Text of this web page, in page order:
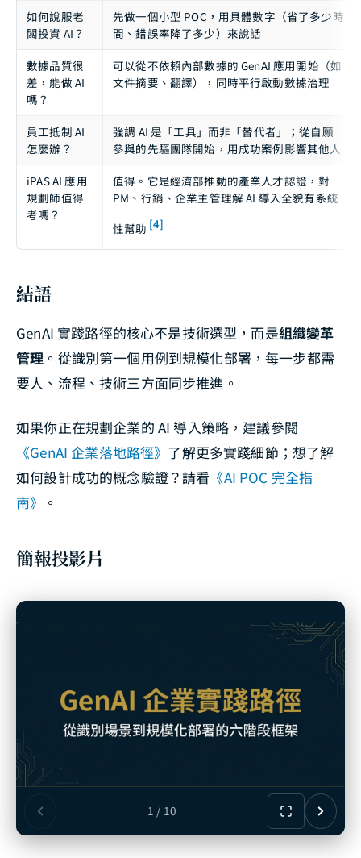
如何說服老
闆投資 AI？
先做一個小型 POC，用具體數字（省了多少時
間、錯誤率降了多少）來說話
數據品質很
差，能做 AI
嗎？
可以從不依賴內部數據的 GenAI 應用開始（如
文件摘要、翻譯），同時平行啟動數據治理
員工抵制 AI
怎麼辦？
強調 AI 是「工具」而非「替代者」；從自願
參與的先驅團隊開始，用成功案例影響其他人
iPAS AI 應用
規劃師值得
考嗎？
值得。它是經濟部推動的產業人才認證，對
PM、行銷、企業主管理解 AI 導入全貌有系統
性幫助 [4]
結語
GenAI 實踐路徑的核心不是技術選型，而是組織變革
管理 。從識別第一個用例到規模化部署，每一步都需
要人、流程、技術三方面同步推進。
如果你正在規劃企業的 AI 導入策略，建議參閱
《GenAI 企業落地路徑》 了解更多實踐細節；想了解
如何設計成功的概念驗證？請看 《AI POC 完全指
南》 。
簡報投影片
1 / 10